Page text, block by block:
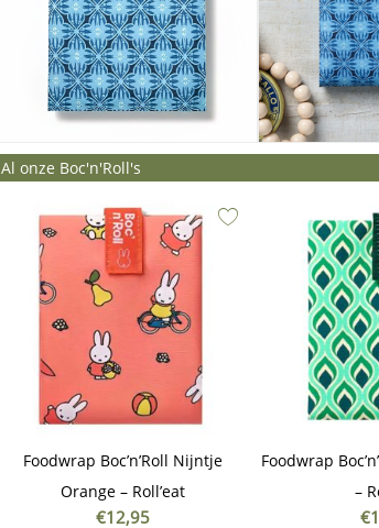
Al onze Boc'n'Roll's
Foodwrap Boc’n’Roll Nijntje
Orange – Roll’eat
€12,95
Foodwrap
–
€